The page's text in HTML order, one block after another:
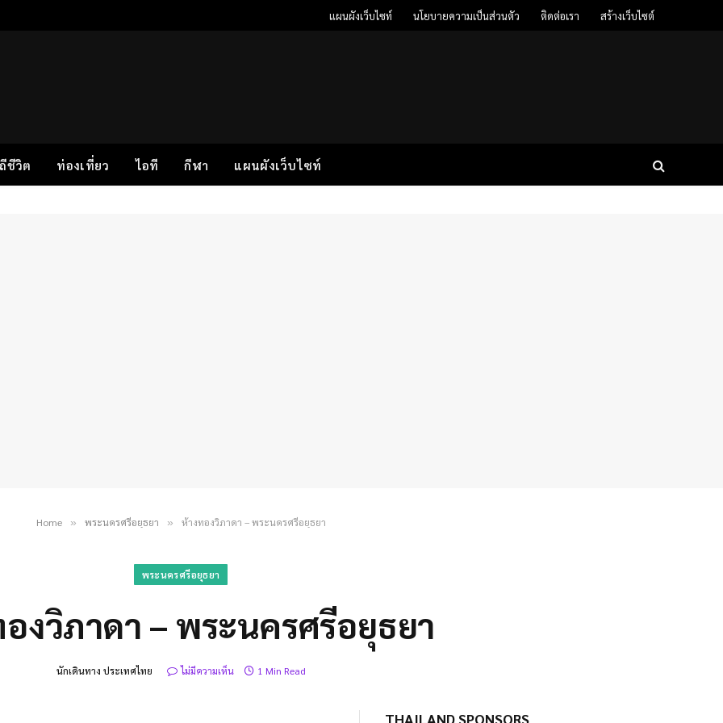
แผนผังเว็บไซท์ นโยบายความเป็นส่วนตัว ติดต่อเรา สร้างเว็บไซต์
ชีวิต ท่องเที่ยว ไอที กีฬา แผนผังเว็บไซท์
Home » พระนครศรีอยุธยา » ห้างทองวิภาดา – พระนครศรีอยุธยา
พระนครศรีอยุธยา
งวิภาดา – พระนครศรีอยุธยา
นักเดินทาง ประเทศไทย ไม่มีความเห็น 1 Min Read
THAILAND SPONSORS